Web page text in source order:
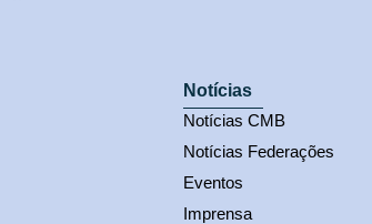
Notícias
Notícias CMB
Notícias Federações
Eventos
Imprensa